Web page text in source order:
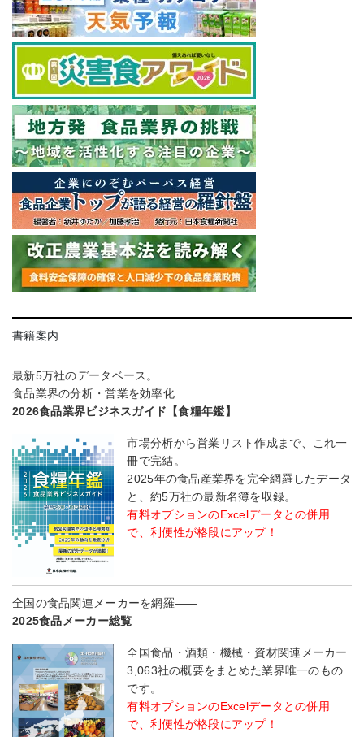
書籍案内
最新5万社のデータベース。
食品業界の分析・営業を効率化
2026食品業界ビジネスガイド【食糧年鑑】
市場分析から営業リスト作成まで、これ一
冊で完結。
2025年の食品産業界を完全網羅したデータ
と、約5万社の最新名簿を収録。
有料オプションのExcelデータとの併用
で、利便性が格段にアップ！
全国の食品関連メーカーを網羅――
2025食品メーカー総覧
全国食品・酒類・機械・資材関連メーカー
3,063社の概要をまとめた業界唯一のもの
です。
有料オプションのExcelデータとの併用
で、利便性が格段にアップ！